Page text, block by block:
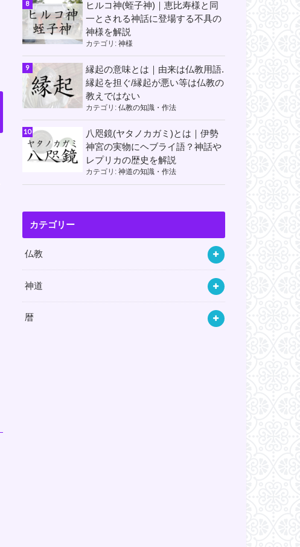
ヒルコ神(蛭子神)｜恵比寿様と同
一とされる神話に登場する不具の
神様を解説
カテゴリ: 神様
縁起の意味とは｜由来は仏教用語.
縁起を担ぐ/縁起が悪い等は仏教の
教えではない
カテゴリ: 仏教の知識・作法
八咫鏡(ヤタノカガミ)とは｜伊勢
神宮の実物にヘブライ語？神話や
レプリカの歴史を解説
カテゴリ: 神道の知識・作法
カテゴリー
仏教
神道
暦